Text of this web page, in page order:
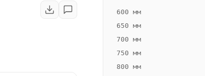
600 мм
650 мм
700 мм
750 мм
800 мм